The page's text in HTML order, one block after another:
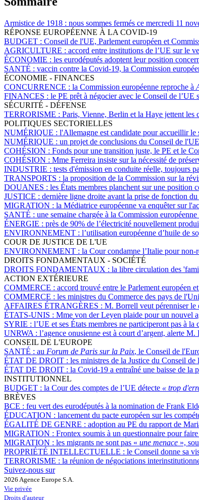
Armistice de 1918 : nous sommes fermés ce mercredi 11
RÉPONSE EUROPÉENNE À LA COVID-19
BUDGET : Conseil de l'UE, Parlement européen et
AGRICULTURE : accord entre institutions de l’UE sur le
ÉCONOMIE : les eurodéputés adoptent leur position
SANTÉ : vaccin contre la Covid-19, la Commission
ÉCONOMIE - FINANCES
CONCURRENCE : la Commission européenne reproche à
FINANCES : le PE prêt à négocier avec le Conseil de l’UE
SÉCURITÉ - DÉFENSE
TERRORISME : Paris, Vienne, Berlin et la Haye jettent les
POLITIQUES SECTORIELLES
NUMÉRIQUE : l'Allemagne est candidate pour accueillir le
NUMÉRIQUE : un projet de conclusions du Conseil de
COHÉSION : Fonds pour une transition juste, le PE et le
COHÉSION : Mme Ferreira insiste sur la nécessité de
INDUSTRIE : tests d'émission en conduite réelle, toujours
TRANSPORTS : la proposition de la Commission sur la
DOUANES : les États membres planchent sur une position
JUSTICE : dernière ligne droite avant la prise de fonction du
MIGRATION : la Médiatrice européenne va enquêter sur
SANTÉ : une semaine chargée à la Commission
ÉNERGIE : près de 90% de l’électricité nouvellement
ENVIRONNEMENT : l’utilisation européenne d’huile de
COUR DE JUSTICE DE L'UE
ENVIRONNEMENT : la Cour condamne l’Italie pour non-
DROITS FONDAMENTAUX - SOCIÉTÉ
DROITS FONDAMENTAUX : la libre circulation des
ACTION EXTÉRIEURE
COMMERCE : accord trouvé entre le Parlement européen
COMMERCE : les ministres du Commerce des pays de
AFFAIRES ÉTRANGÈRES : M. Borrell veut pérenniser le
ÉTATS-UNIS : Mme von der Leyen plaide pour un nouvel
SYRIE : l’UE et ses États membres ne participeront pas à
UNRWA : l’agence onusienne est à court d’argent, alerte M.
CONSEIL DE L'EUROPE
SANTÉ : au Forum de Paris sur la Paix, le Conseil de
ÉTAT DE DROIT : les ministres de la Justice du Conseil
ÉTAT DE DROIT : la Covid-19 a entraîné une baisse de la
INSTITUTIONNEL
BUDGET : la Cour des comptes de l’UE détecte « trop
BRÈVES
BCE : feu vert des eurodéputés à la nomination de Frank
ÉDUCATION : lancement du pacte européen sur les
ÉGALITÉ DE GENRE : adoption au PE du rapport de
MIGRATION : Frontex soumis à un questionnaire pour
MIGRATION : les migrants ne sont pas « une menace »,
PROPRIÉTÉ INTELLECTUELLE : le Conseil donne sa
TERRORISME : la réunion de négociations
Suivez-nous sur
2026 Agence Europe S.A.
Vie privée
Droits d'auteur